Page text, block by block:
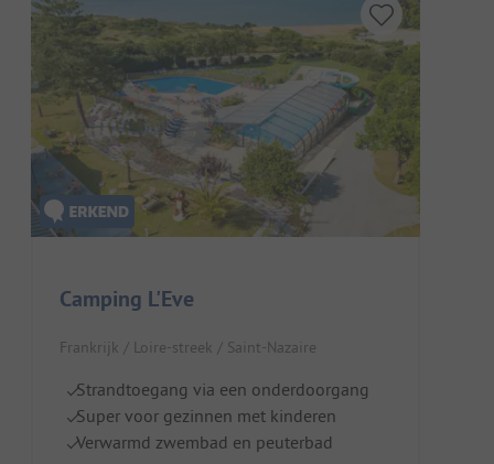
Camping L'Eve
Frankrijk / Loire-streek / Saint-Nazaire
Strandtoegang via een onderdoorgang
Super voor gezinnen met kinderen
Verwarmd zwembad en peuterbad